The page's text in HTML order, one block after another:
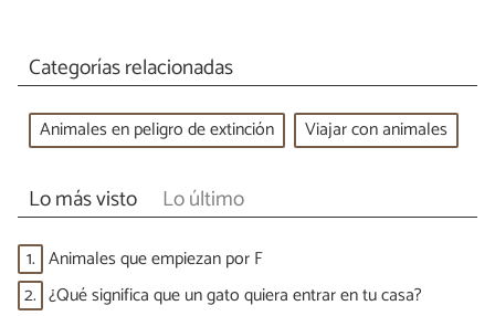
Categorías relacionadas
Animales en peligro de extinción Viajar con animales
Lo más visto Lo último
1. Animales que empiezan por F
2. ¿Qué significa que un gato quiera entrar en tu casa?